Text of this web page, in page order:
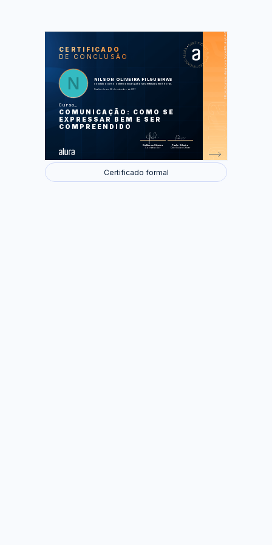
CERTIFICADO
DE CONCLUSÃO
NILSON OLIVEIRA FILGUEIRAS
concluiu o curso online com carga horária estimada em 8 horas.
Finalizado em 28 de setembro de 2017
Curso
COMUNICAÇÃO: COMO SE
EXPRESSAR BEM E SER
COMPREENDIDO
Guilherme Silveira
Coordenador
Paulo Silveira
Chief Vision Officer
https://cursos.alura.com.br/certificate/c4dbd18c-74f1-4ea7-8de0-bb5fd2ea3d66
LAS
Situações do dia a dia
A arte da comunicação
Comunicação é gerar percepção
Certificado formal